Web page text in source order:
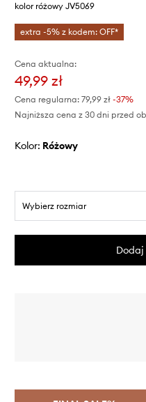
kolor różowy JV5069
extra -5% z kodem: OFF*
Cena aktualna:
49,99 zł
Cena regularna: 79,99 zł-37%
Najniższa cena z 30 dni przed
Kolor: różowy
Wybierz rozmiar
Dodaj